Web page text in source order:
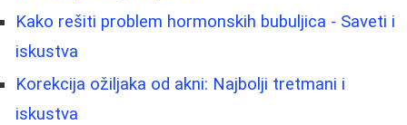
Kako rešiti problem hormonskih bubuljica - Saveti i
iskustva
Korekcija ožiljaka od akni: Najbolji tretmani i
iskustva